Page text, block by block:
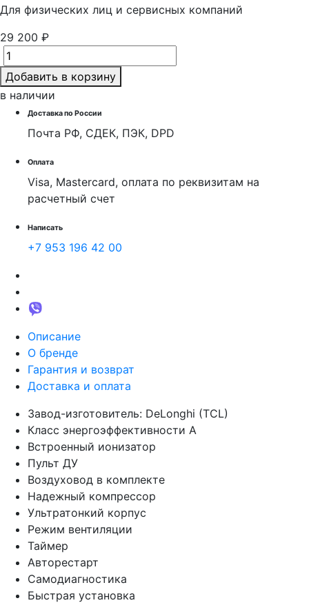
Для физических лиц и cервисных компаний
29 200 ₽
Добавить в корзину
в наличии
Доставка по России
Почта РФ, СДЕК, ПЭК, DPD
Оплата
Visa, Mastercard, оплата по реквизитам на
расчетный счет
Написать
+7 953 196 42 00
Описание
О бренде
Гарантия и возврат
Доставка и оплата
Завод-изготовитель: DeLonghi (TCL)
Класс энергоэффективности А
Встроенный ионизатор
Пульт ДУ
Воздуховод в комплекте
Надежный компрессор
Ультратонкий корпус
Режим вентиляции
Таймер
Авторестарт
Самодиагностика
Быстрая установка